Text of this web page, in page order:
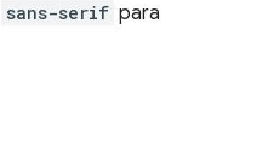
sans-serif para